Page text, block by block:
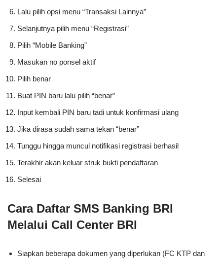
Lalu pilih opsi menu “Transaksi Lainnya”
Selanjutnya pilih menu “Registrasi”
Pilih “Mobile Banking”
Masukan no ponsel aktif
Pilih benar
Buat PIN baru lalu pilih “benar”
Input kembali PIN baru tadi untuk konfirmasi ulang
Jika dirasa sudah sama tekan “benar”
Tunggu hingga muncul notifikasi registrasi berhasil
Terakhir akan keluar struk bukti pendaftaran
Selesai
Cara Daftar SMS Banking BRI
Melalui Call Center BRI
Siapkan beberapa dokumen yang diperlukan (FC KTP dan